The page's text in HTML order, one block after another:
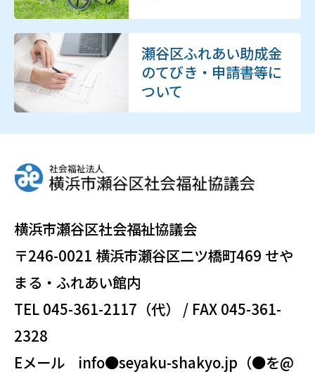
瀬谷区ふれあい助成金
のてびき・申請書等に
ついて
横浜市瀬谷区社会福祉協議会
〒246-0021 横浜市瀬谷区二ツ橋町469 せや
まる・ふれあい館内
TEL 045-361-2117（代） / FAX 045-361-
2328
Eメール info●seyaku-shakyo.jp（●を@